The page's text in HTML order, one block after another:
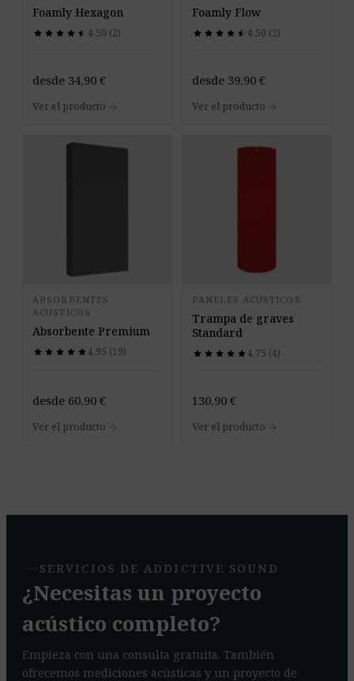
Foamly Hexagon
star star star star star
star star star star star 4,50 (2)
desde 34,90 €
Ver el producto arrow_forward
Foamly Flow
star star star star star
star star star star star 4,50 (2)
desde 39,90 €
Ver el producto arrow_forward
ABSORBENTES
ACUSTICOS
Absorbente Premium
star star star star star
star star star star star4,95 (19)
desde 60,90 €
Ver el producto arrow_forward
PANELES ACÚSTICOS
Trampa de graves
Standard
star star star star star
star star star star star4,75 (4)
130,90 €
Ver el producto arrow_forward
SERVICIOS DE ADDICTIVE SOUND
¿Necesitas un proyecto
acústico completo?
Empieza con una consulta gratuita. También
ofrecemos mediciones acústicas y un proyecto de